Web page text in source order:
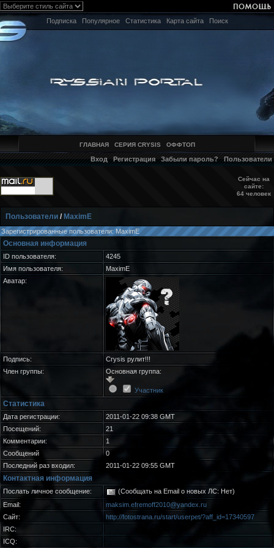
Подписка Популярное Статистика Карта сайта Поиск
ГЛАВНАЯ СЕРИЯ CRYSIS ОФФТОП
Вход Регистрация Забыли пароль? Пользователи
Сейчас на
сайте:
64 человек
Пользователи / MaximE
Зарегистрированные пользователи: MaximE
Основная информация
ID пользователя:
4245
Имя пользователя:
MaximE
Аватар:
Подпись:
Crysis рулит!!!
Член группы:
Основная группа:
Участник
Статистика
Дата регистрации:
2011-01-22 09:38 GMT
Посещений:
21
Комментарии:
1
Сообщений
0
Последний раз входил:
2011-01-22 09:55 GMT
Контактная информация
Послать личное сообщение:
(Сообщать на Email о новых ЛС: Нет)
Email:
maksim.efremoff2010@yandex.ru
Сайт:
http://fotostrana.ru/start/userpet/?aff_id=17340597
IRC:
ICQ: